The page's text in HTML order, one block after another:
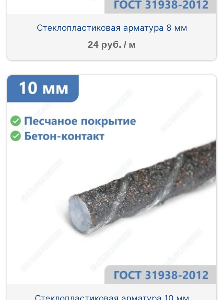
Стеклопластиковая арматура 8 мм
24 руб. / м